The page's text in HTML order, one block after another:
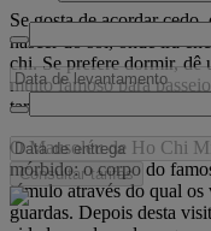
Se gosta de acordar
nascer do sol, onde irá
chi. Se prefere dormir, dê
muito famoso para
tartarugas que vivem
O Mausoléu de Ho Chi
mórbido: o corpo do
túmulo através do qual os
guardas. Depois desta
Consultar tarifas